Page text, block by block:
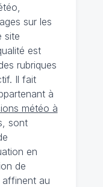
sur les
site
est
rubriques
Il fait
à
météo à
sont
en
de
au